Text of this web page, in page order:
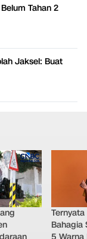
Tahan 2
Jaksel: Buat
Bahagia